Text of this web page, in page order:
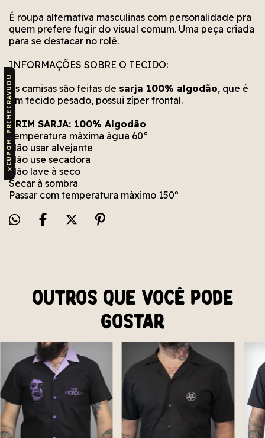
É roupa alternativa masculinas com personalidade pra
quem prefere fugir do visual comum. Uma peça criada
para se destacar no rolê.
INFORMAÇÕES SOBRE O TECIDO:
As camisas são feitas de sarja 100% algodão, que é
um tecido pesado, possui zíper frontal.
BRIM SARJA: 100% Algodão
Temperatura máxima água 60°
Não usar alvejante
Não use secadora
Não lave à seco
Secar à sombra
Passar com temperatura máximo 150º
Outros que você pode
gostar
✕
CUPOM: PRIMEIRAVUDU